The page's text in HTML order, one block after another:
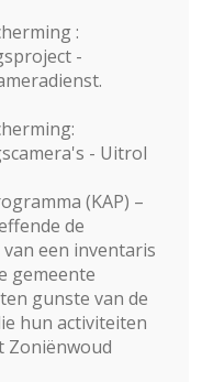
:
-
- Uitrol
(KAP) –
de
een inventaris
gemeente
gunste van de
hun activiteiten
Zoniënwoud